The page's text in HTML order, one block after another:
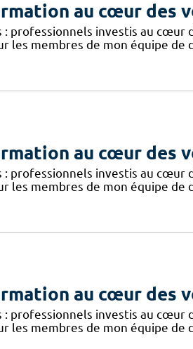
au cœur des
: professionnels investis au cœur
les membres de mon équipe
au cœur des
: professionnels investis au cœur
les membres de mon équipe
au cœur des
: professionnels investis au cœur
les membres de mon équipe